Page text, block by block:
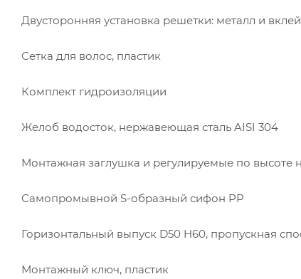
Двусторонняя установка решетки: металл и
Сетка для волос, пластик
Комплект гидроизоляции
Желоб водосток, нержавеющая сталь AISI 304
Монтажная заглушка и регулируемые по высоте
Самопромывной S-образный сифон PP
Горизонтальный выпуск D50 H60, пропускная
Монтажный ключ, пластик